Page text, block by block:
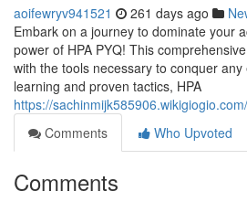
aoifewryv941521 261 days ago
Embark on a journey to dominate your
power of HPA PYQ! This
with the tools necessary to conquer
learning and proven tactics, HPA
https://
Comments
Who Upvoted
Comments